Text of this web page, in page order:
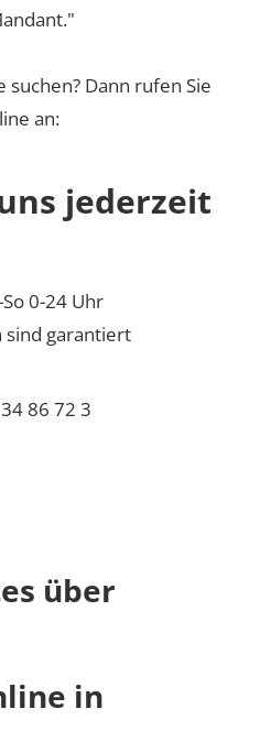
suchen? Dann rufen Sie
an:
jederzeit
0-24 Uhr
sind garantiert
86 72 3
über
in